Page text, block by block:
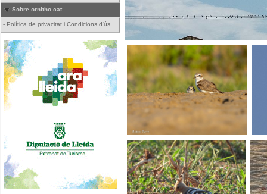
Sobre ornitho.cat
- Política de privacitat i Condicions d'ús